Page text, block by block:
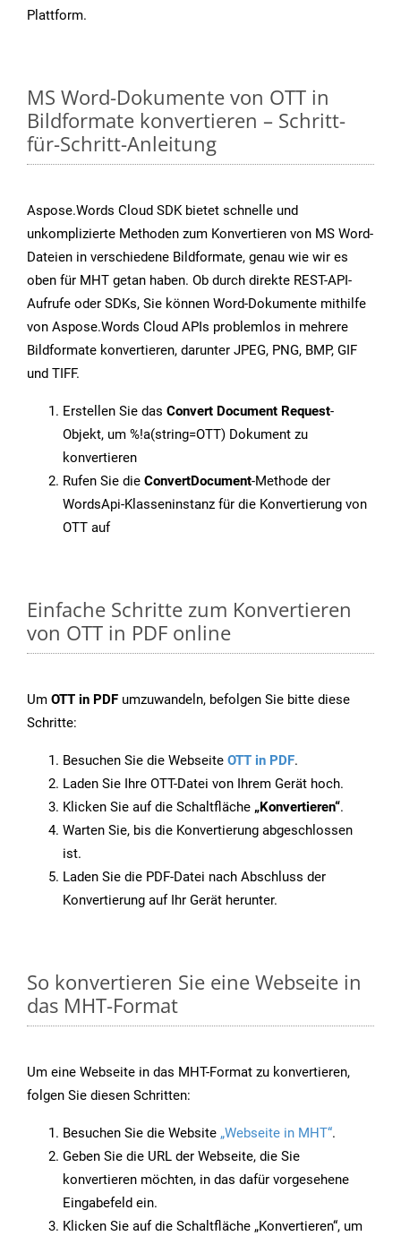
Plattform.
MS Word-Dokumente von OTT in
Bildformate konvertieren – Schritt-
für-Schritt-Anleitung
Aspose.Words Cloud SDK bietet schnelle und
unkomplizierte Methoden zum Konvertieren von MS Word-
Dateien in verschiedene Bildformate, genau wie wir es
oben für MHT getan haben. Ob durch direkte REST-API-
Aufrufe oder SDKs, Sie können Word-Dokumente mithilfe
von Aspose.Words Cloud APIs problemlos in mehrere
Bildformate konvertieren, darunter JPEG, PNG, BMP, GIF
und TIFF.
Erstellen Sie das Convert Document Request-
Objekt, um %!a(string=OTT) Dokument zu
konvertieren
Rufen Sie die ConvertDocument-Methode der
WordsApi-Klasseninstanz für die Konvertierung von
OTT auf
Einfache Schritte zum Konvertieren
von OTT in PDF online
Um OTT in PDF umzuwandeln, befolgen Sie bitte diese
Schritte:
Besuchen Sie die Webseite OTT in PDF.
Laden Sie Ihre OTT-Datei von Ihrem Gerät hoch.
Klicken Sie auf die Schaltfläche „Konvertieren“.
Warten Sie, bis die Konvertierung abgeschlossen
ist.
Laden Sie die PDF-Datei nach Abschluss der
Konvertierung auf Ihr Gerät herunter.
So konvertieren Sie eine Webseite in
das MHT-Format
Um eine Webseite in das MHT-Format zu konvertieren,
folgen Sie diesen Schritten:
Besuchen Sie die Website „Webseite in MHT“.
Geben Sie die URL der Webseite, die Sie
konvertieren möchten, in das dafür vorgesehene
Eingabefeld ein.
Klicken Sie auf die Schaltfläche „Konvertieren“, um